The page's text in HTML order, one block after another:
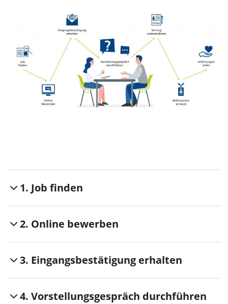
1. Job finden
2. Online bewerben
3. Eingangsbestätigung erhalten
4. Vorstellungsgespräch durchführen